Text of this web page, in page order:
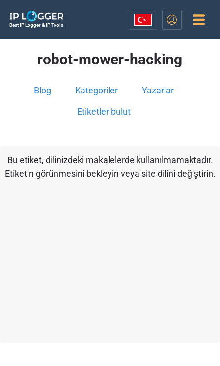
Best IP Logger & IP Tools
robot-mower-hacking
Blog Kategoriler Yazarlar
Etiketler bulut